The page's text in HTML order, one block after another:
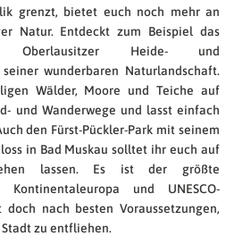
grenzt, bietet euch noch mehr an
Natur. Entdeckt zum Beispiel das
Oberlausitzer Heide- und
wunderbaren Naturlandschaft.
Wälder, Moore und Teiche auf
und Wanderwege und lasst einfach
den Fürst-Pückler-Park mit seinem
in Bad Muskau solltet ihr euch auf
lassen. Es ist der größte
Kontinentaleuropa und UNESCO-
nach besten Voraussetzungen,
zu entfliehen.